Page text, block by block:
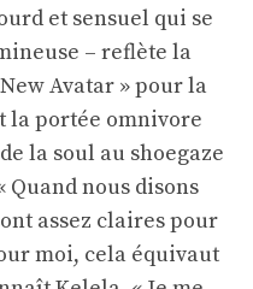
et sensuel qui se
– reflète la
Avatar » pour la
la portée omnivore
la soul au shoegaze
Quand nous disons
assez claires pour
moi, cela équivaut